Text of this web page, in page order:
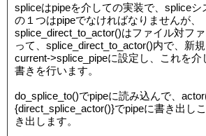
spliceはpipeを介しての実装で、spliceシ
の１つはpipeでなければなりませんが、
splice_direct_to_actor()はファイル対フ
って、splice_direct_to_actor()内で、新
current->splice_pipeに設定し、これを介
書きを行います。
do_splice_to()でpipeに読み込んで、
{direct_splice_actor()}でpipeに書き出し
き出します。